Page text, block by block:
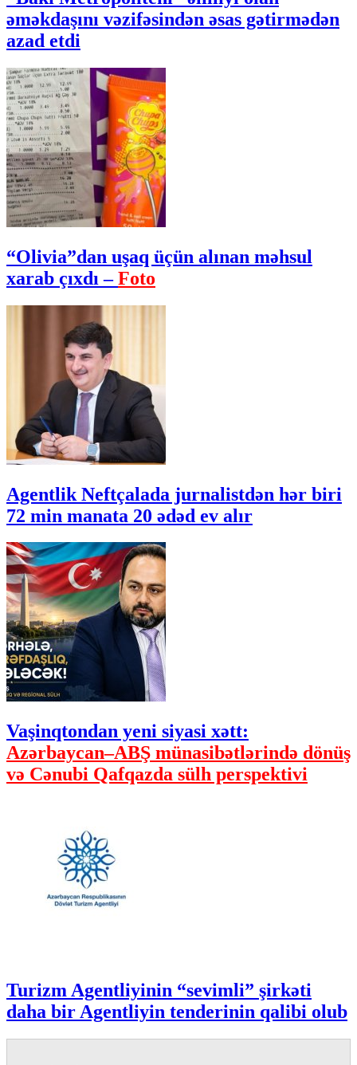
əməkdaşını vəzifəsindən əsas gətirmədən
azad etdi
“Olivia”dan uşaq üçün alınan məhsul
xarab çıxdı –Foto
Agentlik Neftçalada jurnalistdən hər biri
72 min manata 20 ədəd ev alır
Vaşinqtondan yeni siyasi xətt:
Azərbaycan–ABŞ münasibətlərində dönüş
və Cənubi Qafqazda sülh perspektivi
Turizm Agentliyinin “sevimli” şirkəti
daha bir Agentliyin tenderinin qalibi olub